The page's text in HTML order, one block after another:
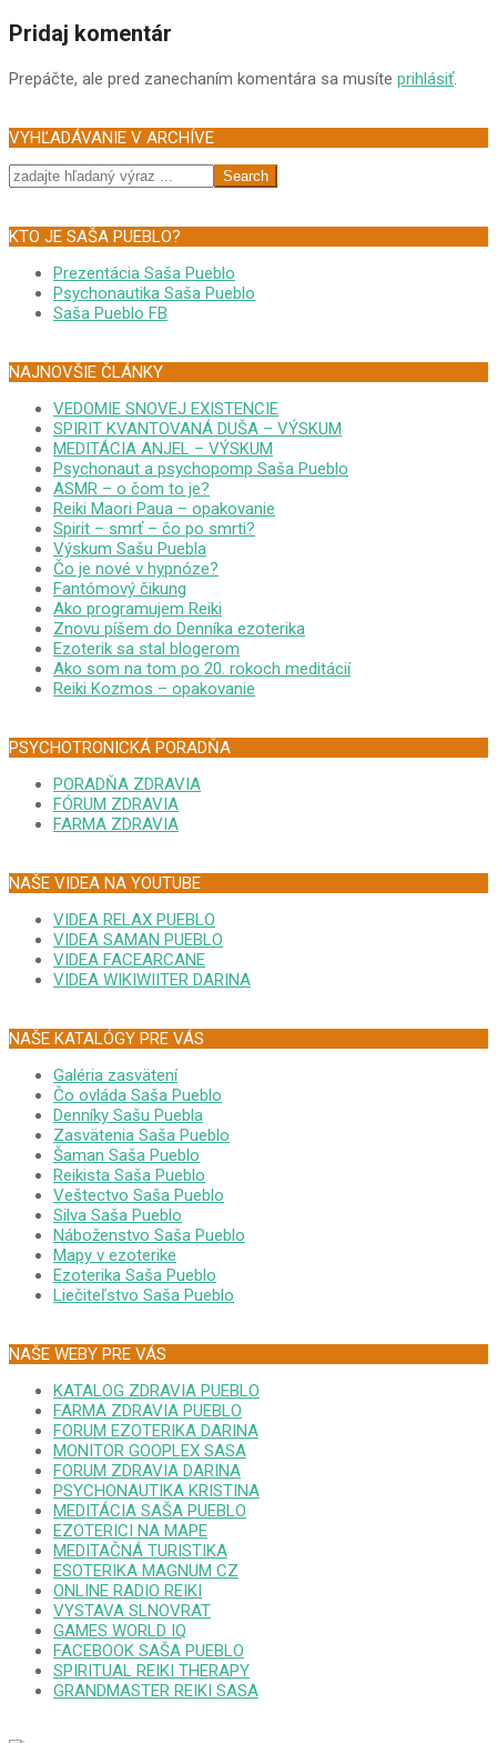
Pridaj komentár
Prepáčte, ale pred zanechaním komentára sa musíte prihlásiť.
VYHĽADÁVANIE V ARCHÍVE
Search
KTO JE SAŠA PUEBLO?
Prezentácia Saša Pueblo
Psychonautika Saša Pueblo
Saša Pueblo FB
NAJNOVŠIE ČLÁNKY
VEDOMIE SNOVEJ EXISTENCIE
SPIRIT KVANTOVANÁ DUŠA – VÝSKUM
MEDITÁCIA ANJEL – VÝSKUM
Psychonaut a psychopomp Saša Pueblo
ASMR – o čom to je?
Reiki Maori Paua – opakovanie
Spirit – smrť – čo po smrti?
Výskum Sašu Puebla
Čo je nové v hypnóze?
Fantómový čikung
Ako programujem Reiki
Znovu píšem do Denníka ezoterika
Ezoterik sa stal blogerom
Ako som na tom po 20. rokoch meditácií
Reiki Kozmos – opakovanie
PSYCHOTRONICKÁ PORADŇA
PORADŇA ZDRAVIA
FÓRUM ZDRAVIA
FARMA ZDRAVIA
NAŠE VIDEA NA YOUTUBE
VIDEA RELAX PUEBLO
VIDEA SAMAN PUEBLO
VIDEA FACEARCANE
VIDEA WIKIWIITER DARINA
NAŠE KATALÓGY PRE VÁS
Galéria zasvätení
Čo ovláda Saša Pueblo
Denníky Sašu Puebla
Zasvätenia Saša Pueblo
Šaman Saša Pueblo
Reikista Saša Pueblo
Veštectvo Saša Pueblo
Silva Saša Pueblo
Náboženstvo Saša Pueblo
Mapy v ezoterike
Ezoterika Saša Pueblo
Liečiteľstvo Saša Pueblo
NAŠE WEBY PRE VÁS
KATALOG ZDRAVIA PUEBLO
FARMA ZDRAVIA PUEBLO
FORUM EZOTERIKA DARINA
MONITOR GOOPLEX SASA
FORUM ZDRAVIA DARINA
PSYCHONAUTIKA KRISTINA
MEDITÁCIA SAŠA PUEBLO
EZOTERICI NA MAPE
MEDITAČNÁ TURISTIKA
ESOTERIKA MAGNUM CZ
ONLINE RADIO REIKI
VYSTAVA SLNOVRAT
GAMES WORLD IQ
FACEBOOK SAŠA PUEBLO
SPIRITUAL REIKI THERAPY
GRANDMASTER REIKI SASA